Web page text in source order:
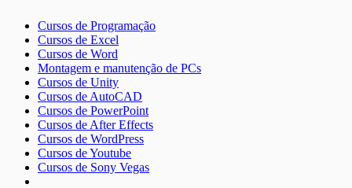
Cursos de Programação
Cursos de Excel
Cursos de Word
Montagem e manutenção de PCs
Cursos de Unity
Cursos de AutoCAD
Cursos de PowerPoint
Cursos de After Effects
Cursos de WordPress
Cursos de Youtube
Cursos de Sony Vegas